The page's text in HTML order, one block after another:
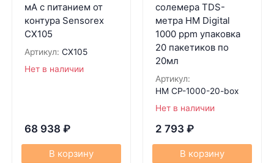
мА с питанием от
контура Sensorex
CX105
Артикул: CX105
Нет в наличии
68 938 ₽
В корзину
солемера TDS-
метра HM Digital
1000 ppm упаковка
20 пакетиков по
20мл
Артикул:
HM CP-1000-20-box
Нет в наличии
2 793 ₽
В корзину